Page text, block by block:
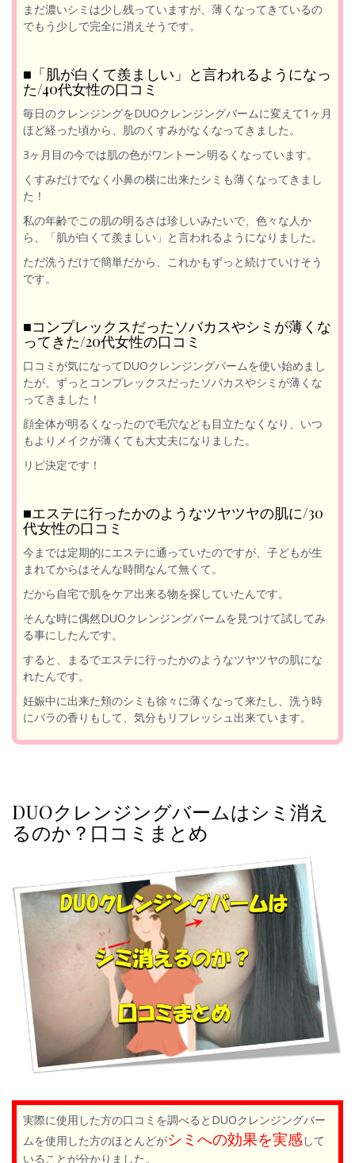
まだ濃いシミは少し残っていますが、薄くなってきているの
でもう少しで完全に消えそうです。
■「肌が白くて羨ましい」と言われるようになっ
た/40代女性の口コミ
毎日のクレンジングをDUOクレンジングバームに変えて1ヶ月
ほど経った頃から、肌のくすみがなくなってきました。
3ヶ月目の今では肌の色がワントーン明るくなっています。
くすみだけでなく小鼻の横に出来たシミも薄くなってきまし
た！
私の年齢でこの肌の明るさは珍しいみたいで、色々な人か
ら、「肌が白くて羨ましい」と言われるようになりました。
ただ洗うだけで簡単だから、これかもずっと続けていけそう
です。
■コンプレックスだったソバカスやシミが薄くな
ってきた/20代女性の口コミ
口コミが気になってDUOクレンジングバームを使い始めまし
たが、ずっとコンプレックスだったソバカスやシミが薄くな
ってきました！
顔全体が明るくなったので毛穴なども目立たなくなり、いつ
もよりメイクが薄くても大丈夫になりました。
リピ決定です！
■エステに行ったかのようなツヤツヤの肌に/30
代女性の口コミ
今までは定期的にエステに通っていたのですが、子どもが生
まれてからはそんな時間なんて無くて。
だから自宅で肌をケア出来る物を探していたんです。
そんな時に偶然DUOクレンジングバームを見つけて試してみ
る事にしたんです。
すると、まるでエステに行ったかのようなツヤツヤの肌にな
れたんです。
妊娠中に出来た頬のシミも徐々に薄くなって来たし、洗う時
にバラの香りもして、気分もリフレッシュ出来ています。
DUOクレンジングバームはシミ消え
るのか？口コミまとめ
実際に使用した方の口コミを調べるとDUOクレンジングバー
ムを使用した方のほとんどがシミへの効果を実感して
いることが分かりました。